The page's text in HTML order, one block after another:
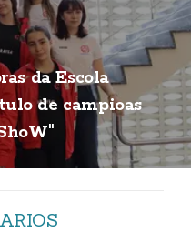
da Escola
de campioas